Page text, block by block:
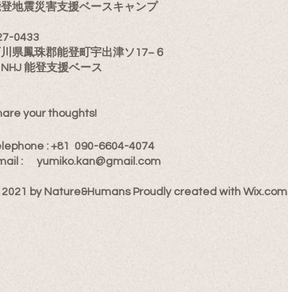
地震災害支援ベースキャンプ
0433
川県鳳珠郡能登町宇出津ソ17−６
能登支援ベース
your thoughts!
: ​+81 090-6604-4074
:
yumiko.kan@gmail.com
by Nature&Humans Proudly created with Wix.com